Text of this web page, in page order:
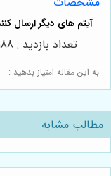
به این مقاله امتیاز بدهید :
تعداد بازدید : 1188
مطالب مشابه